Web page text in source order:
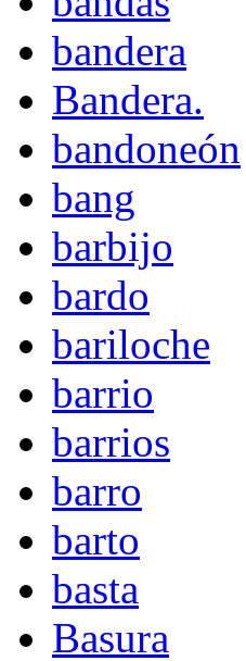
bandera
Bandera.
bandoneón
bang
barbijo
bardo
bariloche
barrio
barrios
barro
barto
basta
Basura